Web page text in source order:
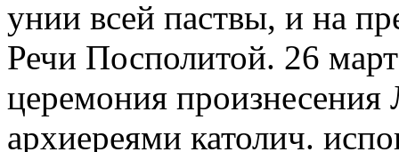
унии всей паствы, и на
Речи Посполитой. 26
церемония
архиереями католич.